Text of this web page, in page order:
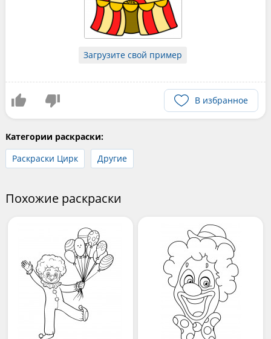
Загрузите свой пример
В избранное
Категории раскраски:
Раскраски Цирк
Другие
Похожие раскраски